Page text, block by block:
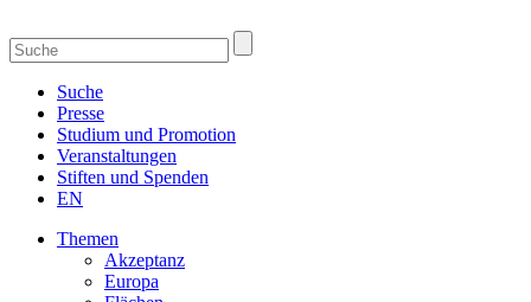
Suche
Presse
Studium und Promotion
Veranstaltungen
Stiften und Spenden
EN
Themen
Akzeptanz
Europa